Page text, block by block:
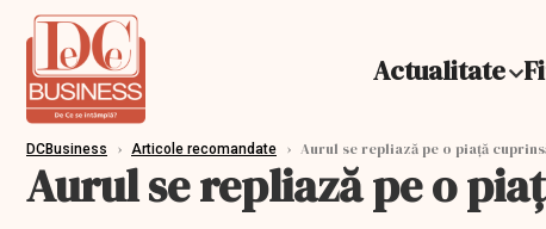
Actualitate
DCBusiness › Articole recomandate › Aurul se repliază pe o piață
Aurul se repliază pe o